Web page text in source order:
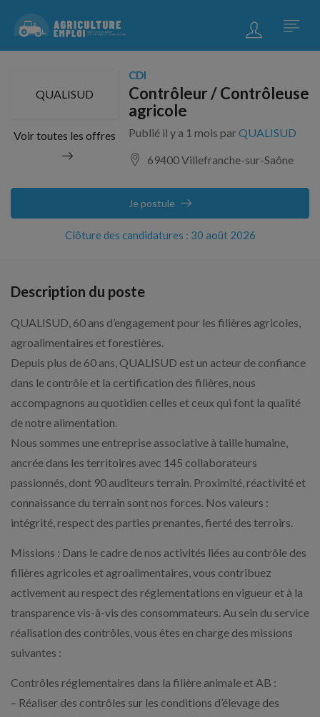
QUALISUD
Voir toutes les offres
CDI
Contrôleur / Contrôleuse
agricole
Publié il y a 1 mois parQUALISUD
69400 Villefranche-sur-Saône
Clôture des candidatures : 30 août 2026
Je postule
Description du poste
QUALISUD, 60 ans d’engagement pour les filières agricoles,
agroalimentaires et forestières.
Depuis plus de 60 ans, QUALISUD est un acteur de confiance
dans le contrôle et la certification des filières, nous
accompagnons au quotidien celles et ceux qui font la qualité
de notre alimentation.
Nous sommes une entreprise associative à taille humaine,
ancrée dans les territoires avec 145 collaborateurs
passionnés, dont 90 auditeurs terrain. Proximité, réactivité et
connaissance du terrain sont nos forces. Nos valeurs :
intégrité, respect des parties prenantes, fierté des terroirs.
Missions : Dans le cadre de nos activités liées au contrôle des
filières agricoles et agroalimentaires, vous contribuez
activement au respect des réglementations en vigueur et à la
transparence vis-à-vis des consommateurs. Au sein du service
réalisation des contrôles, vous êtes en charge des missions
suivantes :
Contrôles réglementaires dans la filière animale et AB :
– Réaliser des contrôles sur les conditions d’élevage des